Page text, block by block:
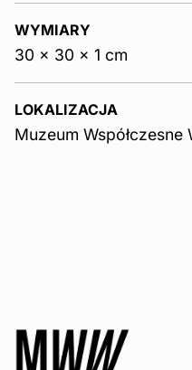
WYMIARY
30 x 30 x 1 cm
LOKALIZACJA
Muzeum Współczesne